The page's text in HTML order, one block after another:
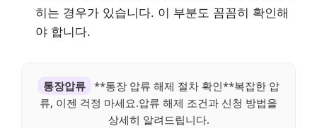
히는 경우가 있습니다. 이 부분도 꼼꼼히 확인해
야 합니다.
통장압류 **통장 압류 해제 절차 확인**복잡한 압
류, 이젠 걱정 마세요.압류 해제 조건과 신청 방법을
상세히 알려드립니다.